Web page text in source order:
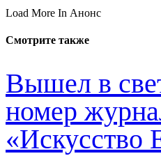
Load More In Анонс
Смотрите также
Вышел в
номер
«Искусство